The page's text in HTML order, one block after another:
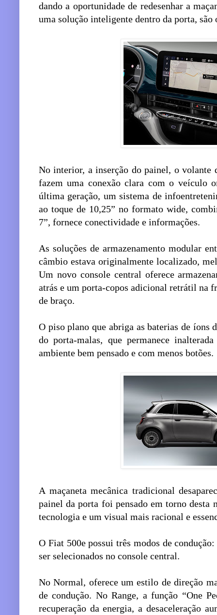
dando a oportunidade de redesenhar a
uma solução inteligente dentro da porta, são
No interior, a inserção do painel, o volante
fazem uma conexão clara com o veículo
última geração, um sistema de
ao toque de 10,25” no formato wide,
7”, fornece conectividade e informações.
As soluções de armazenamento modular
câmbio estava originalmente localizado,
Um novo console central oferece
atrás e um porta-copos adicional retrátil na
de braço.
O piso plano que abriga as baterias de íons
do porta-malas, que permanece
ambiente bem pensado e com menos botões.
A maçaneta mecânica tradicional
painel da porta foi pensado em torno desta
tecnologia e um visual mais racional e
O Fiat 500e possui três modos de
ser selecionados no console central.
No Normal, oferece um estilo de direção
de condução. No Range, a função “One
recuperação da energia, a desaceleração